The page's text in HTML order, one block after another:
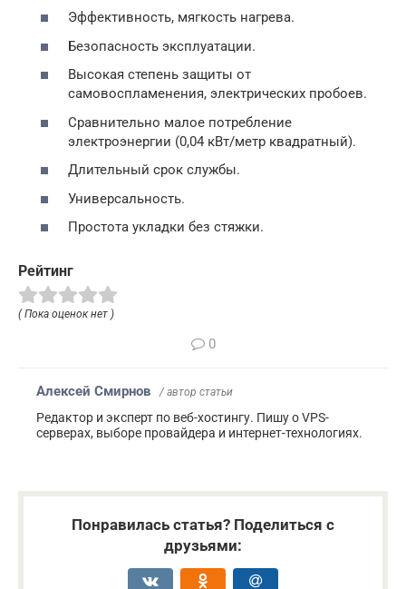
Эффективность, мягкость нагрева.
Безопасность эксплуатации.
Высокая степень защиты от
самовоспламенения, электрических пробоев.
Сравнительно малое потребление
электроэнергии (0,04 кВт/метр квадратный).
Длительный срок службы.
Универсальность.
Простота укладки без стяжки.
Рейтинг
( Пока оценок нет )
0
Алексей Смирнов / автор статьи
Редактор и эксперт по веб-хостингу. Пишу о VPS-
серверах, выборе провайдера и интернет-технологиях.
Понравилась статья? Поделиться с
друзьями: